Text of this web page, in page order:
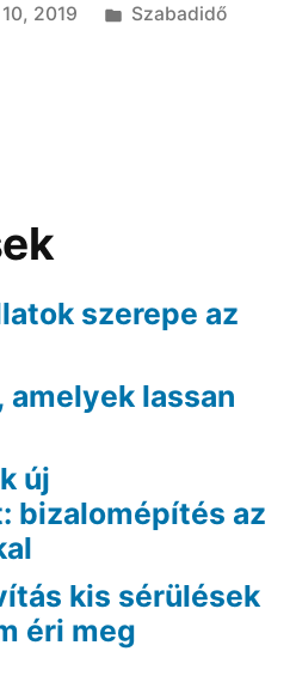
2019 Kategória:
Szabadidő
szerepe az
lassan
új
bizalomépítés az
kis sérülések
éri meg